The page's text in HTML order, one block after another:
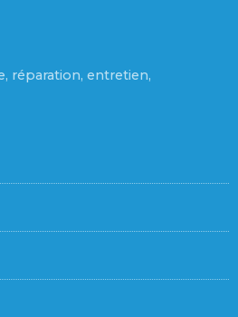
réparation, entretien,